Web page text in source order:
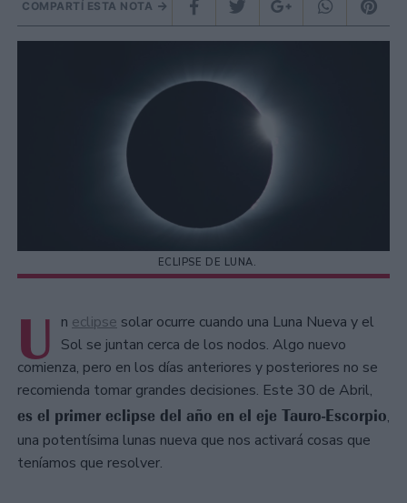
COMPARTÍ ESTA NOTA
ECLIPSE DE LUNA.
U n eclipse solar ocurre cuando una Luna Nueva y el
Sol se juntan cerca de los nodos. Algo nuevo
comienza, pero en los días anteriores y posteriores no se
recomienda tomar grandes decisiones. Este 30 de Abril,
es el primer eclipse del año en el eje Tauro-Escorpio,
una potentísima lunas nueva que nos activará cosas que
teníamos que resolver.